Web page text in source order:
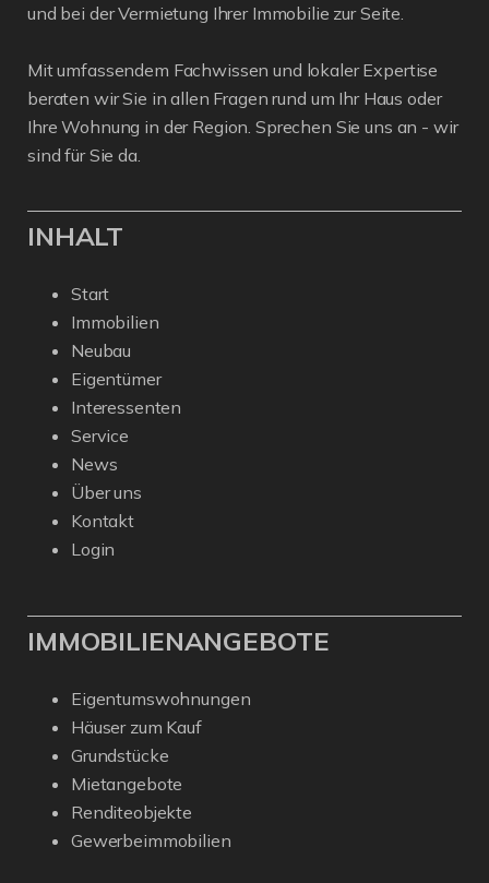
und bei der Vermietung Ihrer Immobilie zur Seite.
Mit umfassendem Fachwissen und lokaler Expertise
beraten wir Sie in allen Fragen rund um Ihr Haus oder
Ihre Wohnung in der Region. Sprechen Sie uns an - wir
sind für Sie da.
INHALT
Start
Immobilien
Neubau
Eigentümer
Interessenten
Service
News
Über uns
Kontakt
Login
IMMOBILIENANGEBOTE
Eigentumswohnungen
Häuser zum Kauf
Grundstücke
Mietangebote
Renditeobjekte
Gewerbeimmobilien